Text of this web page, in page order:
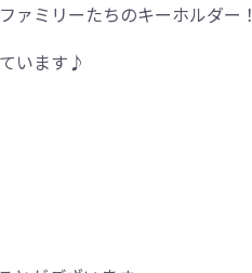
ァミリーたちのキーホルダー！
います♪